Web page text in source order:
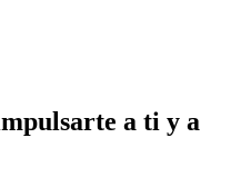
a ti y a